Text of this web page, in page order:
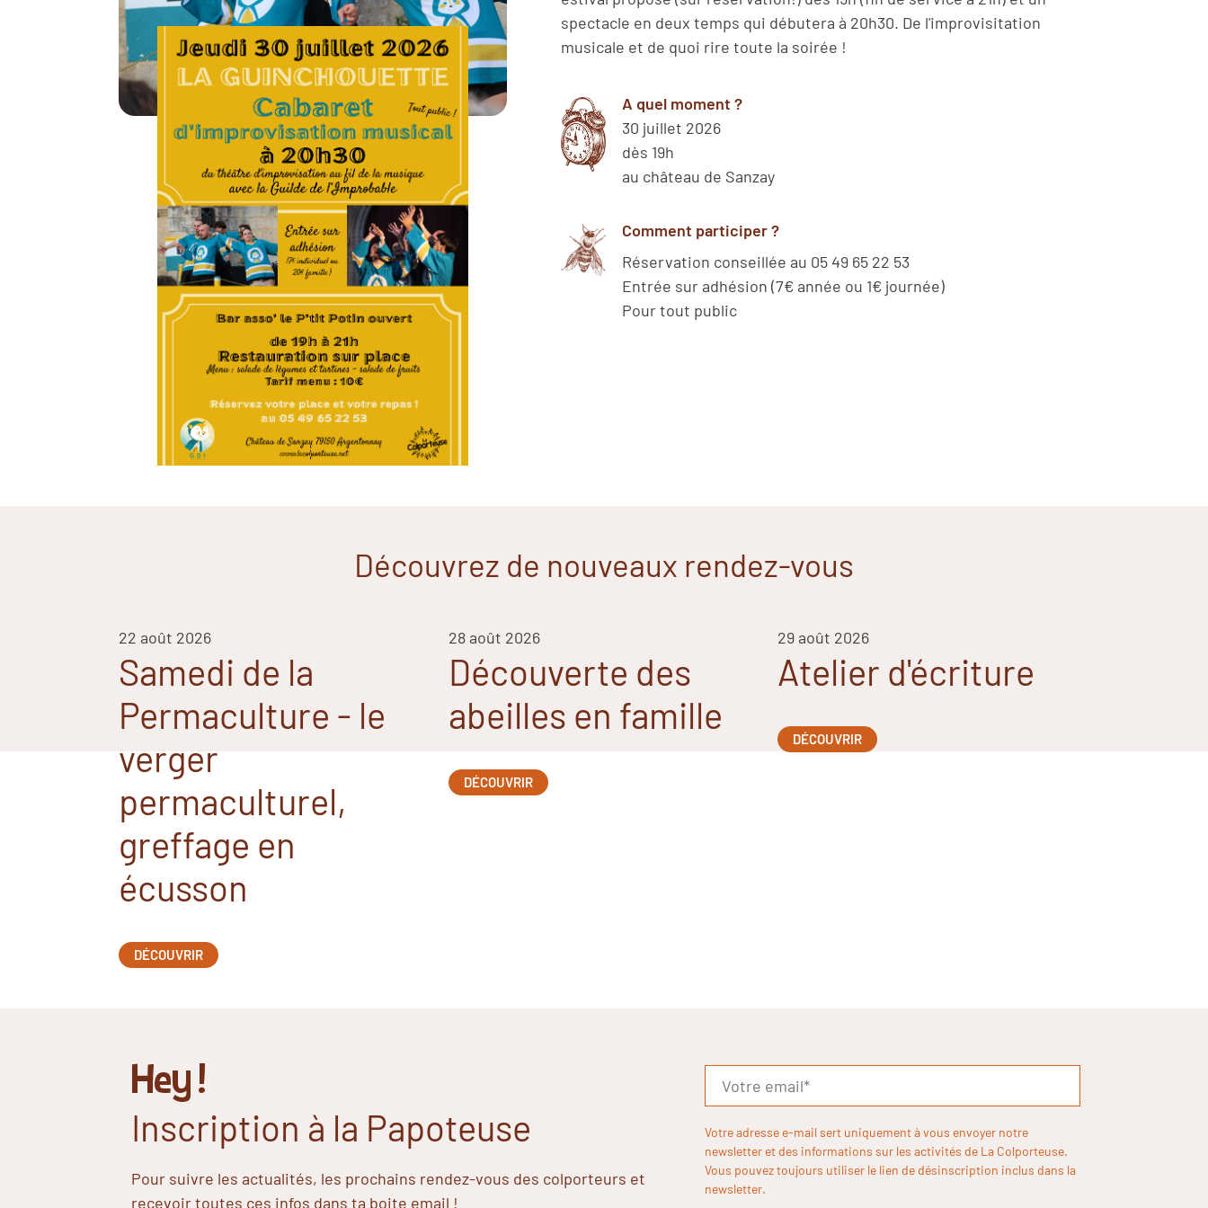
spectacle en deux temps qui débutera à 20h30. De l'improvisitation
musicale et de quoi rire toute la soirée !
A quel moment ?
30 juillet 2026
dès 19h
au château de Sanzay
Comment participer ?
Réservation conseillée au 05 49 65 22 53
Entrée sur adhésion (7€ année ou 1€ journée)
Pour tout public
Découvrez de nouveaux rendez-vous
22 août 2026
Samedi de la
Permaculture - le
verger
permaculturel,
greffage en
écusson
DÉCOUVRIR
28 août 2026
Découverte des
abeilles en famille
DÉCOUVRIR
29 août 2026
Atelier d'écriture
DÉCOUVRIR
Hey !
Inscription à la Papoteuse
Pour suivre les actualités, les prochains rendez-vous des colporteurs et
recevoir toutes ces infos dans ta boite email !
Votre adresse e-mail sert uniquement à vous envoyer notre
newsletter et des informations sur les activités de La Colporteuse.
Vous pouvez toujours utiliser le lien de désinscription inclus dans la
newsletter.